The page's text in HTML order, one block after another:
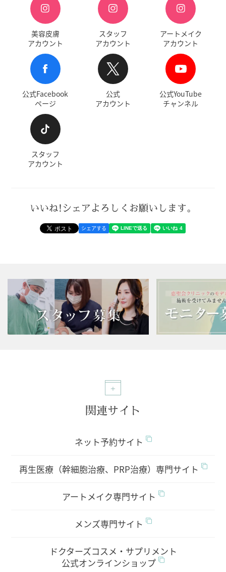
美容皮膚
アカウント
スタッフ
アカウント
アートメイク
アカウント
公式Facebook
ページ
公式
アカウント
公式YouTube
チャンネル
スタッフ
アカウント
いいね!シェアよろしくお願いします。
シェアする
関連サイト
ネット予約サイト
再生医療（幹細胞治療、PRP治療）専門サイト
アートメイク専門サイト
メンズ専門サイト
ドクターズコスメ・サプリメント
公式オンラインショップ